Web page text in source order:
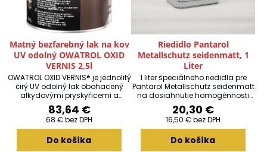
Matný bezfarebný lak na kov
UV odolný OWATROL OXID
VERNIS 2,5l
OWATROL OXID VERNIS® je jednolitý
čirý UV odolný lak obohacený
alkydovými pryskyřicemi a
modifikovaným polyuretanem
pro použití na nové nebo
zoxidované kovy, které byly dříve
ošetřeny produktem OWATROL
OIL® u kterých je vyžadováno
83,64 €
68 € bez DPH
Do košíka
Riedidlo Pantarol
Metallschutz seidenmatt, 1
Liter
1 liter špeciálneho riedidla pre
Pantarol Metallschutz seidenmatt
na dosiahnutie homogénnosti
povrchov počas striekania.
20,30 €
16,50 € bez DPH
Do košíka